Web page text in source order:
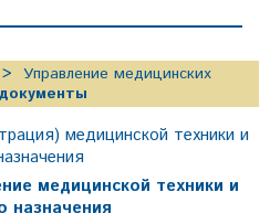
Управление медицинских
медицинской техники и
медицинской техники и
назначения